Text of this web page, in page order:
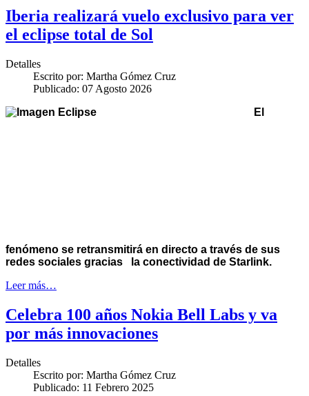
Iberia realizará vuelo exclusivo para ver
el eclipse total de Sol
Detalles
Escrito por: Martha Gómez Cruz
Publicado: 07 Agosto 2026
El
fenómeno se retransmitirá en directo a través de sus
redes sociales gracias la conectividad de Starlink.
Leer más…
Celebra 100 años Nokia Bell Labs y va
por más innovaciones
Detalles
Escrito por: Martha Gómez Cruz
Publicado: 11 Febrero 2025